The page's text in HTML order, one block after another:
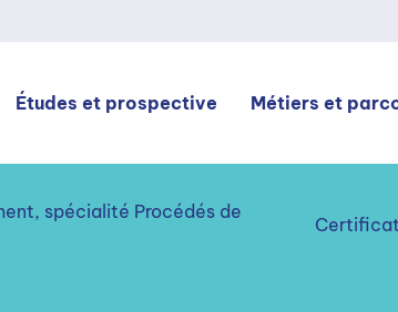
Études et prospective Métiers et
spécialité Procédés de